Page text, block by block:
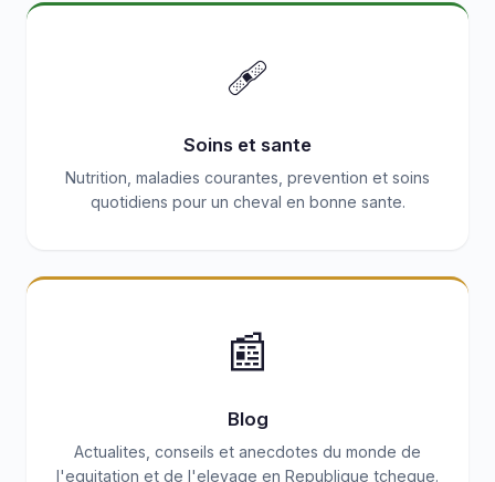
🩹
Soins et sante
Nutrition, maladies courantes, prevention et soins
quotidiens pour un cheval en bonne sante.
📰
Blog
Actualites, conseils et anecdotes du monde de
l'equitation et de l'elevage en Republique tcheque.